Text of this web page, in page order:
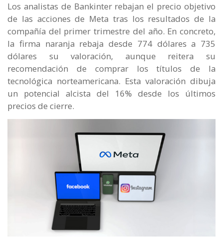
Los analistas de Bankinter rebajan el precio objetivo
de las acciones de Meta tras los resultados de la
compañía del primer trimestre del año. En concreto,
la firma naranja rebaja desde 774 dólares a 735
dólares su valoración, aunque reitera su
recomendación de comprar los títulos de la
tecnológica norteamericana. Esta valoración dibuja
un potencial alcista del 16% desde los últimos
precios de cierre.